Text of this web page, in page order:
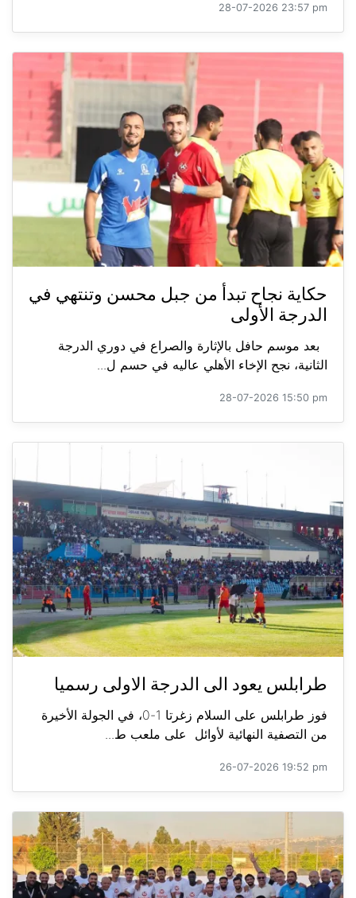
28-07-2026 23:57 pm
حكاية نجاح تبدأ من جبل محسن وتنتهي في
الدرجة الأولى
بعد موسم حافل بالإثارة والصراع في دوري الدرجة
الثانية، نجح الإخاء الأهلي عاليه في حسم ل...
28-07-2026 15:50 pm
طرابلس يعود الى الدرجة الاولى رسميا
فوز طرابلس على السلام زغرتا 1-0، في الجولة الأخيرة
من التصفية النهائية لأوائل على ملعب ط...
26-07-2026 19:52 pm